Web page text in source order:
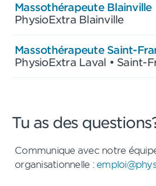
Massothérapeute Blainville
PhysioExtra Blainville
Massothérapeute Saint-
PhysioExtra Laval • Saint-
Tu as des
Communique avec notre
organisationnelle :